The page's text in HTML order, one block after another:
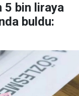
5 bin liraya
buldu: